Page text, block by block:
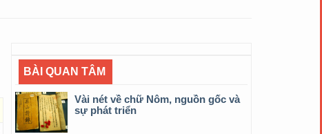
BÀI QUAN TÂM
Vài nét về chữ Nôm, nguồn gốc và
sự phát triển